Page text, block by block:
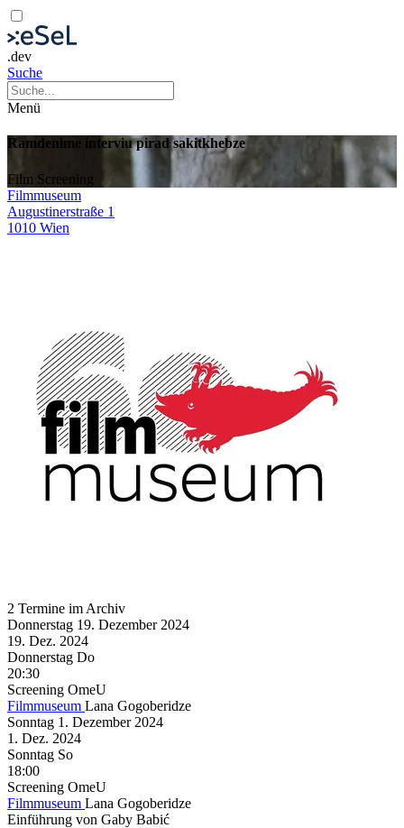
.dev
Suche
Menü
Ramdenime interviu pirad sakitkhebze
Film Screening
Filmmuseum
Augustinerstraße 1
1010 Wien
2 Termine im Archiv
Donnerstag 19. Dezember 2024
19. Dez. 2024
Donnerstag Do
20:30
Screening OmeU
Filmmuseum Lana Gogoberidze
Sonntag 1. Dezember 2024
1. Dez. 2024
Sonntag So
18:00
Screening OmeU
Filmmuseum Lana Gogoberidze
Einführung von Gaby Babić